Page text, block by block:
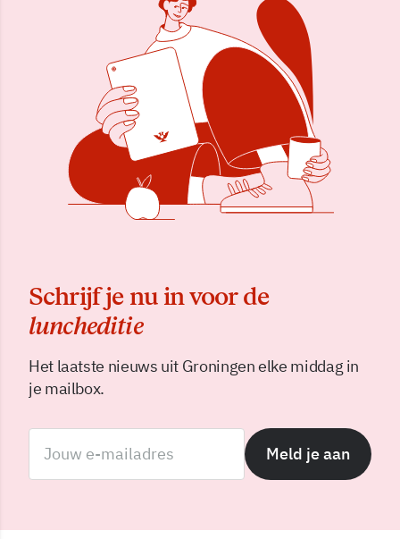
Schrijf je nu in voor de
luncheditie
Het laatste nieuws uit Groningen elke middag in
je mailbox.
Meld je aan